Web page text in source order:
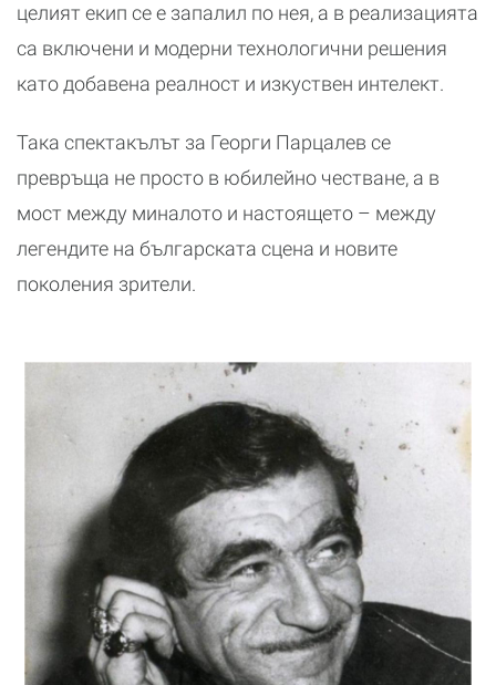
целият екип се е запалил по нея, а в реализацията
са включени и модерни технологични решения
като добавена реалност и изкуствен интелект.
Така спектакълът за Георги Парцалев се
превръща не просто в юбилейно честване, а в
мост между миналото и настоящето – между
легендите на българската сцена и новите
поколения зрители.